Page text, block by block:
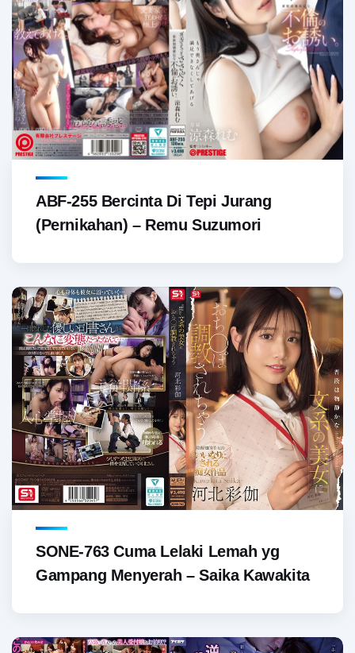
ABF-255 Bercinta Di Tepi Jurang
(Pernikahan) – Remu Suzumori
SONE-763 Cuma Lelaki Lemah yg
Gampang Menyerah – Saika Kawakita